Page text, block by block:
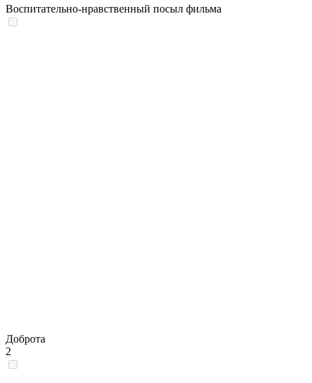
Воспитательно-нравственный посыл фильма
Доброта
2